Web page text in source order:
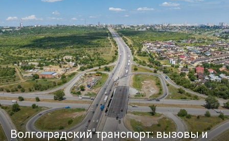
Волгоградский транспорт: вызовы и